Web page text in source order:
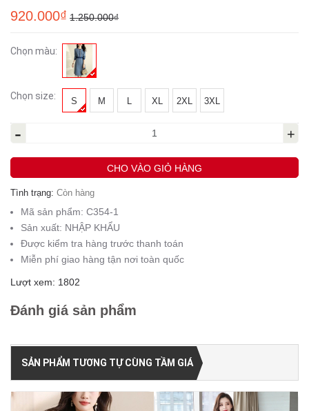
920.000₫ 1.250.000₫
Chọn màu:
Chọn size: S M L XL 2XL 3XL
- +
CHO VÀO GIỎ HÀNG
Tình trạng: Còn hàng
Mã sản phẩm: C354-1
Sản xuất: NHẬP KHẨU
Được kiểm tra hàng trước thanh toán
Miễn phí giao hàng tận nơi toàn quốc
Lượt xem: 1802
Đánh giá sản phẩm
SẢN PHẨM TƯƠNG TỰ CÙNG TẦM GIÁ